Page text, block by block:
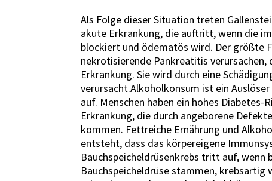
Als Folge dieser Situation treten
akute Erkrankung, die auftritt, wenn die
blockiert und ödematös wird. Der größte
nekrotisierende Pankreatitis
Erkrankung. Sie wird durch eine
verursacht.Alkoholkonsum ist ein
auf. Menschen haben ein hohes
Erkrankung, die durch angeborene
kommen. Fettreiche Ernährung und
entsteht, dass das körpereigene
Bauchspeicheldrüsenkrebs tritt auf, wenn
Bauchspeicheldrüse stammen, krebsartig